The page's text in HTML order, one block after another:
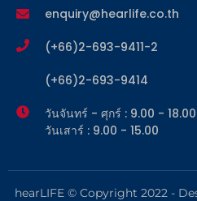
enquiry@hearlife.co.th
(+66)2-693-9411-2
(+66)2-693-9414
วันจันทร์ - ศุกร์ : 9.00 - 18.00
วันเสาร์ : 9.00 - 15.00
hearLIFE © Copyright 2022 -